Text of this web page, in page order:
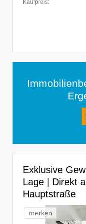
Kaufpreis:
Exklusive
Lage | Direkt
Hauptstraße
merken